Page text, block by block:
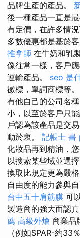
品牌生產的產品。
後一種產品一直是
有定價，在許多情
多數優惠都是基於
推拿師 在牛奶和乳
像往常一樣，客戶
運輸產品。 seo 是
徽標，單詞商標等。
有他自己的公司名
小，以至於客戶只能
戶認為該產品是交
動於衷。 記帳士 書
化妝品再到精油，
以搜索某些域並選
換取比規定更為嚴
自由度的能力參與
台中五十肩筋膜 可
製造商的強大而認
薦 高級外燴 商業品
（例如SPAR-約33